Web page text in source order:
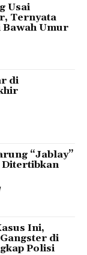
Usai
Ternyata
Bawah Umur
di
“Jablay”
Ditertibkan
Ini,
di
Polisi